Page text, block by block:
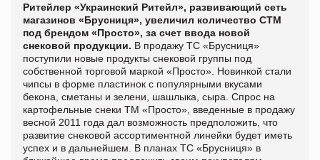
Ритейлер «Украинский Ритейл», развивающий сеть
магазинов «Брусниця», увеличил количество СТМ
под брендом «Просто», за счет ввода новой
снековой продукции. В продажу ТС «Брусниця»
поступили новые продукты снековой группы под
собственной торговой маркой «Просто». Новинкой стали
чипсы в форме пластинок с популярными вкусами
бекона, сметаны и зелени, шашлыка, сыра. Спрос на
картофельные снеки ТМ «Просто», введенные в продажу
весной 2011 года дал возможность предположить, что
развитие снековой ассортиментной линейки будет иметь
успех и в дальнейшем. В планах ТС «Брусниця» в